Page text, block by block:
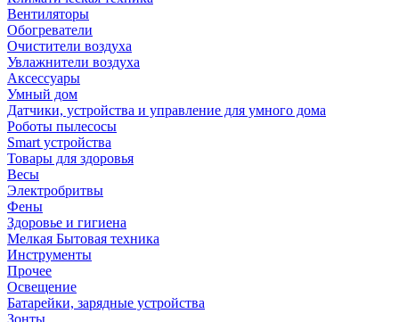
Вентиляторы
Обогреватели
Очистители воздуха
Увлажнители воздуха
Аксессуары
Умный дом
Датчики, устройства и управление для умного дома
Роботы пылесосы
Smart устройства
Товары для здоровья
Весы
Электробритвы
Фены
Здоровье и гигиена
Мелкая Бытовая техника
Инструменты
Прочее
Освещение
Батарейки, зарядные устройства
Зонты